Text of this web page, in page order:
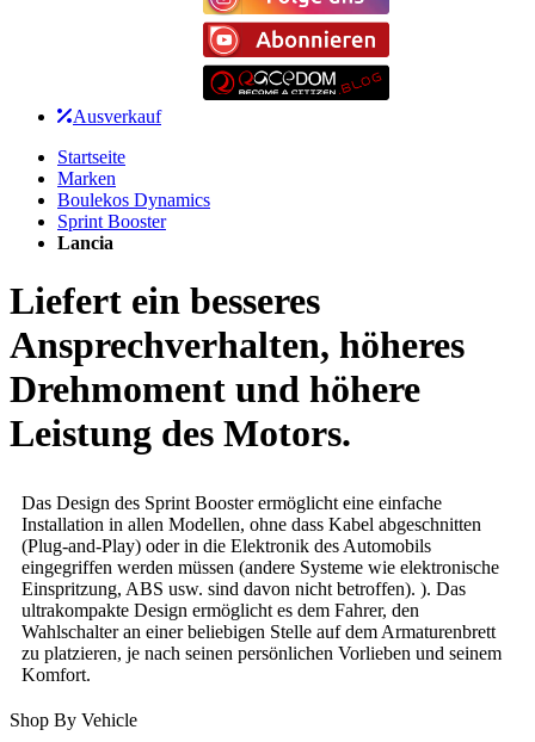
Ausverkauf
Startseite
Marken
Boulekos Dynamics
Sprint Booster
Lancia
Liefert ein besseres
Ansprechverhalten, höheres
Drehmoment und höhere
Leistung des Motors.
Das Design des Sprint Booster ermöglicht eine einfache
Installation in allen Modellen, ohne dass Kabel abgeschnitten
(Plug-and-Play) oder in die Elektronik des Automobils
eingegriffen werden müssen (andere Systeme wie elektronische
Einspritzung, ABS usw. sind davon nicht betroffen). ). Das
ultrakompakte Design ermöglicht es dem Fahrer, den
Wahlschalter an einer beliebigen Stelle auf dem Armaturenbrett
zu platzieren, je nach seinen persönlichen Vorlieben und seinem
Komfort.
Shop By Vehicle